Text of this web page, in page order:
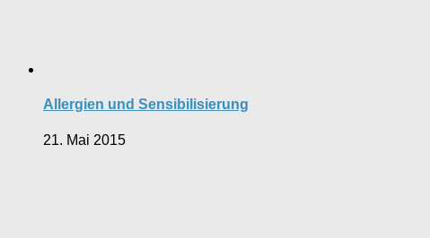
Allergien und Sensibilisierung
21. Mai 2015